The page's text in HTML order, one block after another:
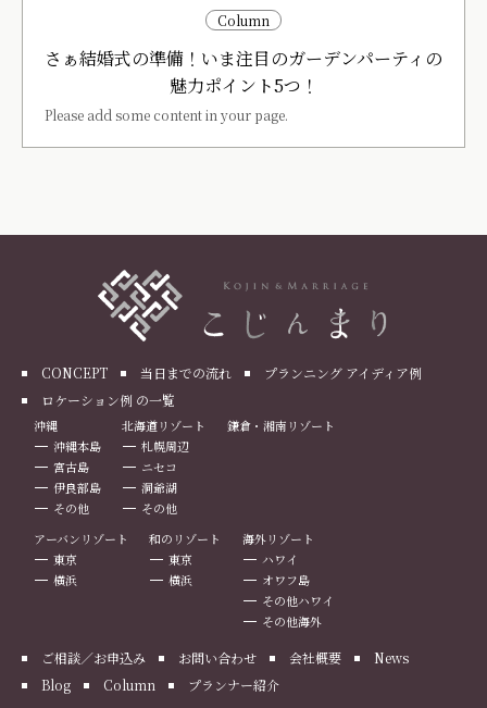
Column
さぁ結婚式の準備！いま注目のガーデンパーティの
魅力ポイント5つ！
Please add some content in your page.
CONCEPT 当日までの流れ
プランニング アイディア例
ロケーション例 の一覧
沖縄
沖縄本島
宮古島
伊良部島
その他
北海道リゾート
札幌周辺
ニセコ
洞爺湖
その他
鎌倉・湘南リゾート
アーバンリゾート
東京
横浜
和のリゾート
東京
横浜
海外リゾート
ハワイ
オワフ島
その他ハワイ
その他海外
ご相談／お申込み お問い合わせ 会社概要
News
Blog
Column プランナー紹介